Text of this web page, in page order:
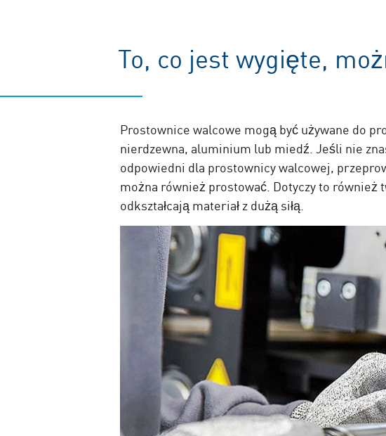
To, co jest wygięte,
Prostownice walcowe mogą być używane do
nierdzewna, aluminium lub miedź. Jeśli nie
odpowiedni dla prostownicy walcowej,
można również prostować. Dotyczy to również
odkształcają materiał z dużą siłą.